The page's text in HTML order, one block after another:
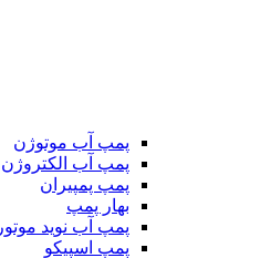
پمپ آب موتوژن
پمپ آب الکتروژن
پمپ پمپیران
بهار پمپ
پمپ آب نوید موتور
پمپ اسپیکو